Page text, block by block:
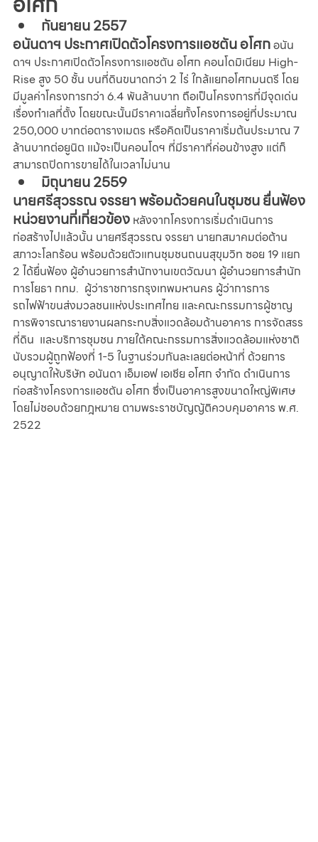
กันยายน 2557
อนันดาฯ ประกาศเปิดตัวโครงการแอชตัน อโศกอนัน
ดาฯ ประกาศเปิดตัวโครงการแอชตัน อโศก คอนโดมิเนียม High-
Rise สูง 50 ชั้น บนที่ดินขนาดกว่า 2 ไร่ ใกล้แยกอโศกมนตรี โดย
มีมูลค่าโครงการกว่า 6.4 พันล้านบาท ถือเป็นโครงการที่มีจุดเด่น
เรื่องทำเลที่ตั้ง โดยขณะนั้นมีราคาเฉลี่ยทั้งโครงการอยู่ที่ประมาณ
250,000 บาทต่อตารางเมตร หรือคิดเป็นราคาเริ่มต้นประมาณ 7
ล้านบาทต่อยูนิต แม้จะเป็นคอนโดฯ ที่มีราคาที่ค่อนข้างสูง แต่ก็
สามารถปิดการขายได้ในเวลาไม่นาน
มิถุนายน 2559
นายศรีสุวรรณ จรรยา พร้อมด้วยคนในชุมชน ยื่นฟ้อง
หน่วยงานที่เกี่ยวข้อง หลังจากโครงการเริ่มดำเนินการ
ก่อสร้างไปแล้วนั้น นายศรีสุวรรณ จรรยา นายกสมาคมต่อต้าน
สภาวะโลกร้อน พร้อมด้วยตัวแทนชุมชนถนนสุขุมวิท ซอย 19 แยก
2 ได้ยื่นฟ้อง ผู้อำนวยการสำนักงานเขตวัฒนา ผู้อำนวยการสำนัก
การโยธา กทม.  ผู้ว่าราชการกรุงเทพมหานคร ผู้ว่าการการ
รถไฟฟ้าขนส่งมวลชนแห่งประเทศไทย และคณะกรรมการผู้ชาญ
การพิจารณารายงานผลกระทบสิ่งแวดล้อมด้านอาคาร การจัดสรร
ที่ดิน  และบริการชุมชน ภายใต้คณะกรรมการสิ่งแวดล้อมแห่งชาติ
นับรวมผู้ถูกฟ้องที่ 1-5 ในฐานร่วมกันละเลยต่อหน้าที่ ด้วยการ
อนุญาตให้บริษัท อนันดา เอ็มเอฟ เอเชีย อโศก จำกัด ดำเนินการ
ก่อสร้างโครงการแอชตัน อโศก ซึ่งเป็นอาคารสูงขนาดใหญ่พิเศษ
โดยไม่ชอบด้วยกฎหมาย ตามพระราชบัญญัติควบคุมอาคาร พ.ศ.
2522